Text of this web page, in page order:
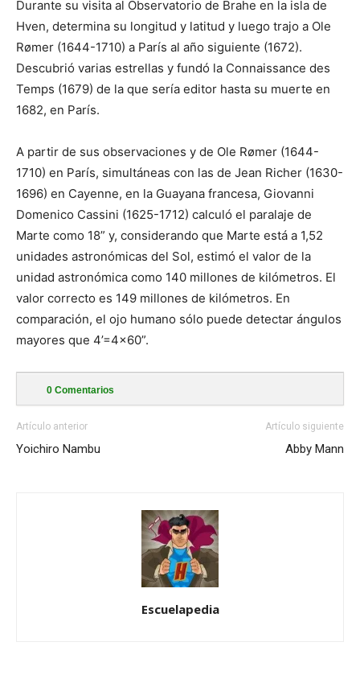
Durante su visita al Observatorio de Brahe en la isla de
Hven, determina su longitud y latitud y luego trajo a Ole
Rømer (1644-1710) a París al año siguiente (1672).
Descubrió varias estrellas y fundó la Connaissance des
Temps (1679) de la que sería editor hasta su muerte en
1682, en París.
A partir de sus observaciones y de Ole Rømer (1644-
1710) en París, simultáneas con las de Jean Richer (1630-
1696) en Cayenne, en la Guayana francesa, Giovanni
Domenico Cassini (1625-1712) calculó el paralaje de
Marte como 18” y, considerando que Marte está a 1,52
unidades astronómicas del Sol, estimó el valor de la
unidad astronómica como 140 millones de kilómetros. El
valor correcto es 149 millones de kilómetros. En
comparación, el ojo humano sólo puede detectar ángulos
mayores que 4’=4×60”.
0 Comentarios
Artículo anterior
Yoichiro Nambu
Artículo siguiente
Abby Mann
Escuelapedia